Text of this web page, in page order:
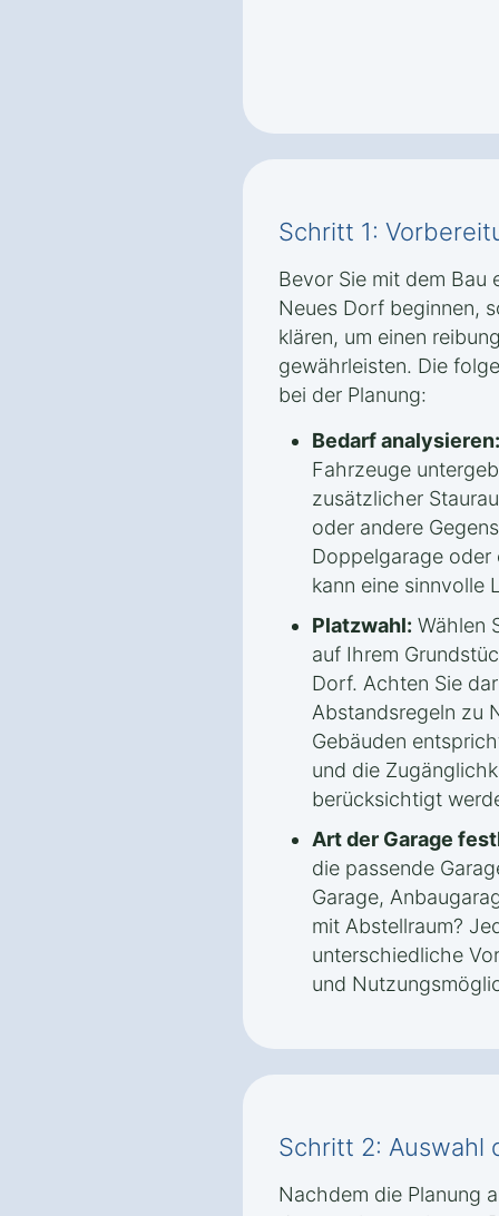
Schritt 1:
Bevor Sie mit dem Bau
Neues Dorf beginnen,
klären, um einen
gewährleisten. Die
bei der Planung:
Bedarf analysieren:
Fahrzeuge
zusätzlicher
oder andere
Doppelgarage oder
kann eine sinnvolle
Platzwahl: Wählen
auf Ihrem
Dorf. Achten Sie
Abstandsregeln zu
Gebäuden
und die
berücksichtigt
Art der Garage
die passende
Garage,
mit Abstellraum?
unterschiedliche
und
Schritt 2: Auswahl
Nachdem die Planung